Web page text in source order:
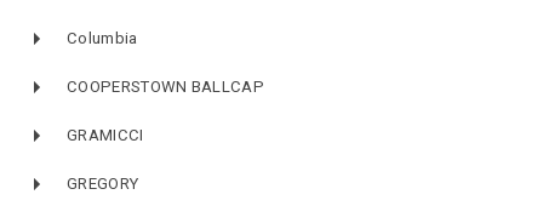
Columbia
COOPERSTOWN BALLCAP
GRAMICCI
GREGORY